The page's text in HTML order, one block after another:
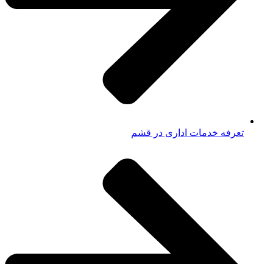
تعرفه خدمات اداری در قشم